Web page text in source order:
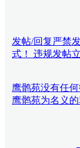
发帖/回复严禁
式！ 违规发帖
鹰鹘苑没有任
鹰鹘苑为名义